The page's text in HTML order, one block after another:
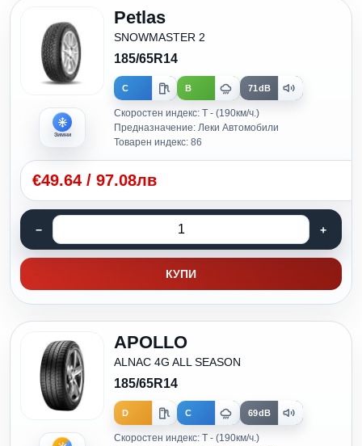
Зимни
Petlas
SNOWMASTER 2
185/65R14
C B 71dB
Скоростен индекс: T - (190км/ч.)
Предназначение: Леки Автомобили
Товарен индекс: 86
€49.64 / 97.08лв
КУПИ
APOLLO
ALNAC 4G ALL SEASON
185/65R14
D C 69dB
Скоростен индекс: T - (190км/ч.)